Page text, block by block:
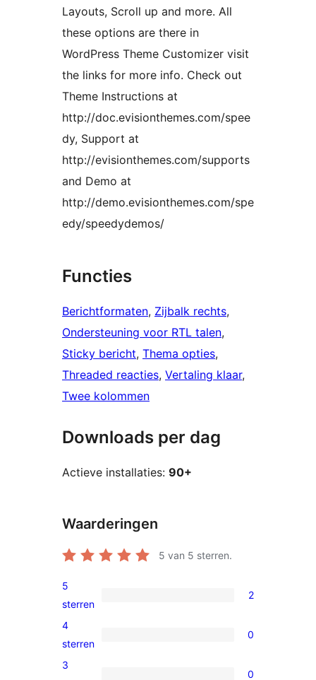
Layouts, Scroll up and more. All
these options are there in
WordPress Theme Customizer visit
the links for more info. Check out
Theme Instructions at
http://doc.evisionthemes.com/spee
dy, Support at
http://evisionthemes.com/supports
and Demo at
http://demo.evisionthemes.com/spe
edy/speedydemos/
Functies
Berichtformaten, Zijbalk rechts
Ondersteuning voor RTL talen
Sticky bericht, Thema opties
Threaded reacties, Vertaling klaar
Twee kolommen
Downloads per dag
Actieve installaties: 90+
Waarderingen
5 van 5 sterren.
2
5
sterren
5
sterren
2
0
4
4
sterren
0
3
0